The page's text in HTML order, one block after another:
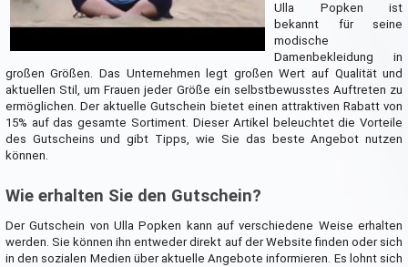
Ulla Popken ist
bekannt für seine
modische
Damenbekleidung in
großen Größen. Das Unternehmen legt großen Wert auf Qualität und
aktuellen Stil, um Frauen jeder Größe ein selbstbewusstes Auftreten zu
ermöglichen. Der aktuelle Gutschein bietet einen attraktiven Rabatt von
15% auf das gesamte Sortiment. Dieser Artikel beleuchtet die Vorteile
des Gutscheins und gibt Tipps, wie Sie das beste Angebot nutzen
können.
Wie erhalten Sie den Gutschein?
Der Gutschein von Ulla Popken kann auf verschiedene Weise erhalten
werden. Sie können ihn entweder direkt auf der Website finden oder sich
in den sozialen Medien über aktuelle Angebote informieren. Es lohnt sich